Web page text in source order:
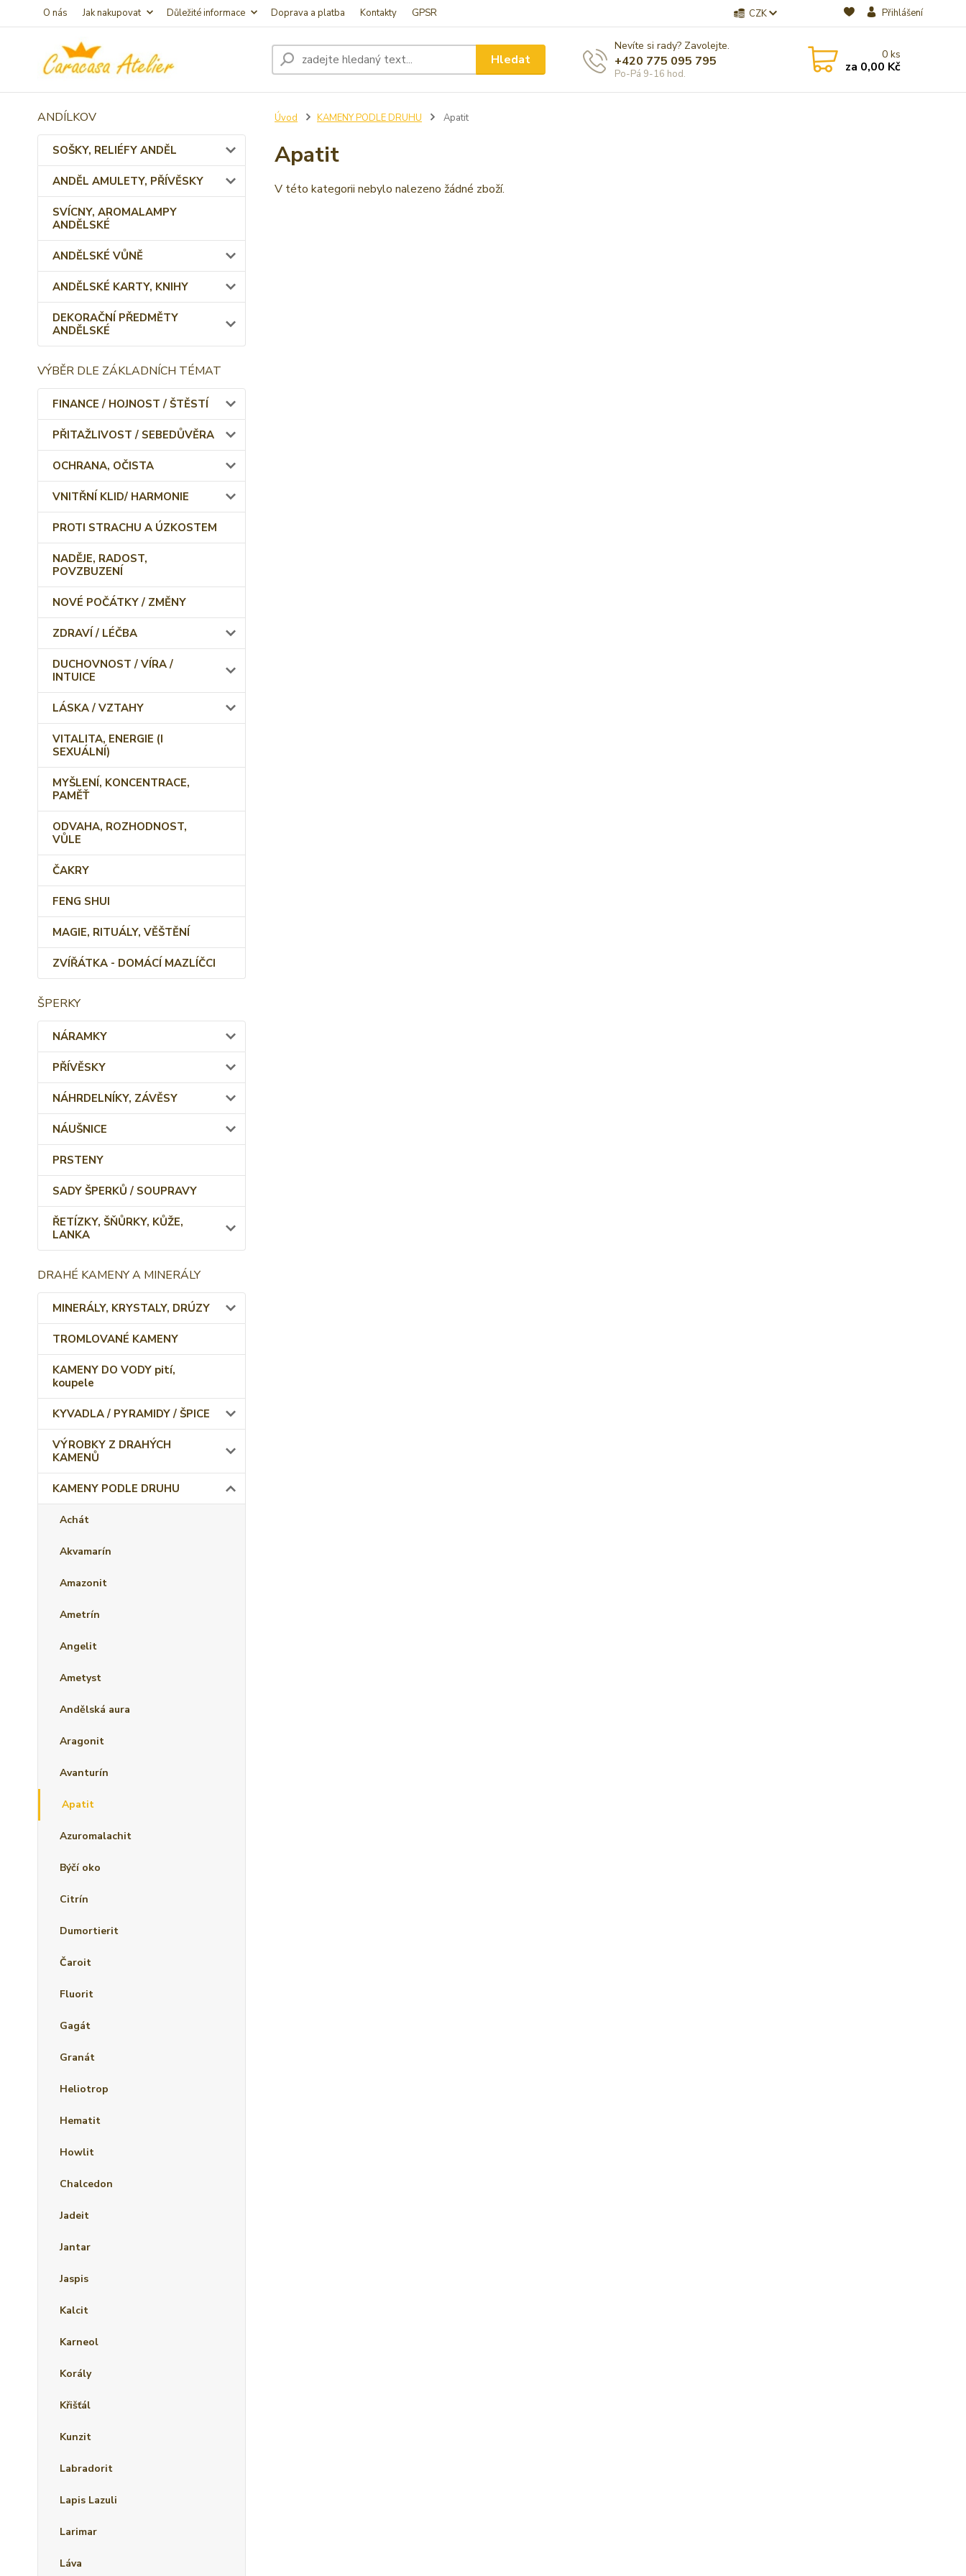
O nás Jak nakupovat Důležité informace Doprava a platba Kontakty GPSR CZK Přihlášení
Hledat
Nevíte si rady? Zavolejte.
+420 775 095 795
Po-Pá 9-16 hod.
0ks
za 0,00 Kč
ANDÍLKOV
SOŠKY, RELIÉFY ANDĚL
ANDĚL AMULETY, PŘÍVĚSKY
SVÍCNY, AROMALAMPY
ANDĚLSKÉ
ANDĚLSKÉ VŮNĚ
ANDĚLSKÉ KARTY, KNIHY
DEKORAČNÍ PŘEDMĚTY
ANDĚLSKÉ
VÝBĚR DLE ZÁKLADNÍCH TÉMAT
FINANCE / HOJNOST / ŠTĚSTÍ
PŘITAŽLIVOST / SEBEDŮVĚRA
OCHRANA, OČISTA
VNITŘNÍ KLID/ HARMONIE
PROTI STRACHU A ÚZKOSTEM
NADĚJE, RADOST,
POVZBUZENÍ
NOVÉ POČÁTKY / ZMĚNY
ZDRAVÍ / LÉČBA
DUCHOVNOST / VÍRA /
INTUICE
LÁSKA / VZTAHY
VITALITA, ENERGIE (I
SEXUÁLNÍ)
MYŠLENÍ, KONCENTRACE,
PAMĚŤ
ODVAHA, ROZHODNOST,
VŮLE
ČAKRY
FENG SHUI
MAGIE, RITUÁLY, VĚŠTĚNÍ
ZVÍŘÁTKA - DOMÁCÍ MAZLÍČCI
ŠPERKY
NÁRAMKY
PŘÍVĚSKY
NÁHRDELNÍKY, ZÁVĚSY
NÁUŠNICE
PRSTENY
SADY ŠPERKŮ / SOUPRAVY
ŘETÍZKY, ŠŇŮRKY, KŮŽE,
LANKA
DRAHÉ KAMENY A MINERÁLY
MINERÁLY, KRYSTALY, DRÚZY
TROMLOVANÉ KAMENY
KAMENY DO VODY pití,
koupele
KYVADLA / PYRAMIDY / ŠPICE
VÝROBKY Z DRAHÝCH
KAMENŮ
KAMENY PODLE DRUHU
Achát
Akvamarín
Amazonit
Ametrín
Angelit
Ametyst
Andělská aura
Aragonit
Avanturín
Apatit
Azuromalachit
Býčí oko
Citrín
Dumortierit
Čaroit
Fluorit
Gagát
Granát
Heliotrop
Hematit
Howlit
Chalcedon
Jadeit
Jantar
Jaspis
Kalcit
Karneol
Korály
Křišťál
Kunzit
Labradorit
Lapis Lazuli
Larimar
Láva
Úvod KAMENY PODLE DRUHU Apatit
Apatit
V této kategorii nebylo nalezeno žádné zboží.